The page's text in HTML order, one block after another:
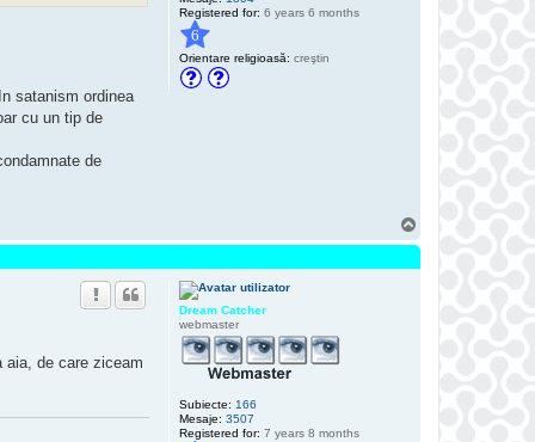
t
c
r
Registered for: 6 years 6 months
6
Orientare religioasă: creştin
satanism ordinea
cu un tip de
de
u
Dream Catcher
webmaster
Subiecte: 166
Mesaje: 3507
Registered for: 7 years 8 months
aia, de care ziceam